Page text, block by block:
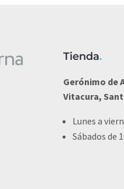
Tienda.
Gerónimo de
Vitacura,
Lunes a
Sábados de